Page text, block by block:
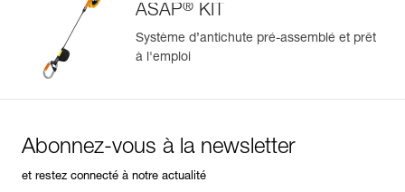
Gérer et inspecter facilement votre EPI
Importez et exportez facilement vos données EPI
existantes.
ASAP® KIT
Système d’antichute pré-assemblé et prêt
à l'emploi
Abonnez-vous à la newsletter
et restez connecté à notre actualité